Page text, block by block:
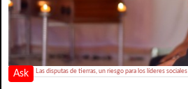
Ask Las disputas de tierras, un riesgo para los líderes sociales